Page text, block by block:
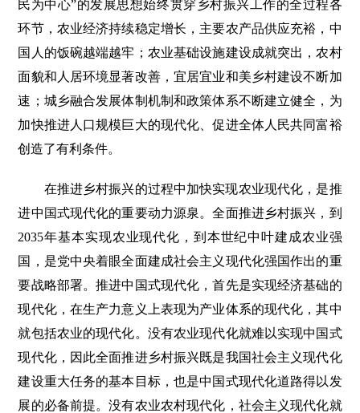
民为中心”的发展思想始终贯穿乡村振兴工作的全过程各
环节，农业经济持续稳定增长，主要农产品供应充裕，中
国人的饭碗越端越牢；农业基础设施建设成就突出，农村
面貌和人居环境显著改善，宜居宜业和美乡村建设不断加
速；城乡融合发展体制机制和政策体系不断建立健全，为
加快推进人口规模巨大的现代化、促进全体人民共同富裕
创造了有利条件。
在推进乡村振兴的过程中加快实现农业现代化，是推
进中国式现代化的重要动力源泉。全面推进乡村振兴，到
2035年基本实现农业现代化，到本世纪中叶建成农业强
国，是党中央着眼全面建成社会主义现代化强国作出的重
要战略部署。推进中国式现代化，首先是实现经济基础的
现代化，在生产力意义上表现为产业体系的现代化，其中
就包括农业的现代化。没有农业现代化就难以实现中国式
现代化，因此全面推进乡村振兴既是我国社会主义现代化
建设重大任务的基本目标，也是中国式现代化道路得以发
展的必备前提。没有农业农村现代化，社会主义现代化就